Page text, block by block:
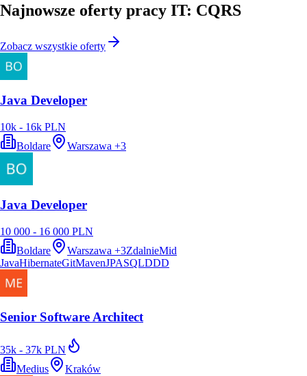
Najnowsze oferty pracy IT: CQRS
Zobacz wszystkie oferty
Java Developer
10k - 16k PLN
Boldare
Warszawa +3
Java Developer
10 000 - 16 000 PLN
Boldare
Warszawa +3ZdalnieMid
JavaHibernateGitMavenJPASQLDDD
Senior Software Architect
35k - 37k PLN
Medius
Kraków